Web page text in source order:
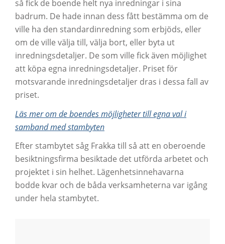
så fick de boende helt nya inredningar i sina
badrum. De hade innan dess fått bestämma om de
ville ha den standardinredning som erbjöds, eller
om de ville välja till, välja bort, eller byta ut
inredningsdetaljer. De som ville fick även möjlighet
att köpa egna inredningsdetaljer. Priset för
motsvarande inredningsdetaljer dras i dessa fall av
priset.
Läs mer om de boendes möjligheter till egna val i
samband med stambyten
Efter stambytet såg Frakka till så att en oberoende
besiktningsfirma besiktade det utförda arbetet och
projektet i sin helhet. Lägenhetsinnehavarna
bodde kvar och de båda verksamheterna var igång
under hela stambytet.